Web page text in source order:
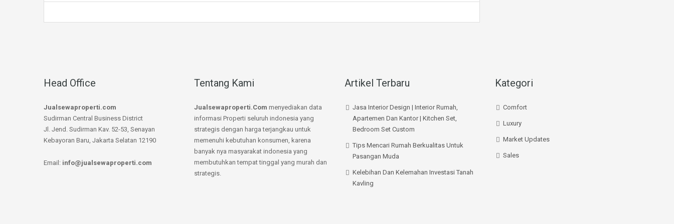
Head Office
Jualsewaproperti.com
Sudirman Central Business District
Jl. Jend. Sudirman Kav. 52-53, Senayan
Kebayoran Baru, Jakarta Selatan 12190
Email: info@jualsewaproperti.com
Tentang Kami
Jualsewaproperti.Com menyediakan data
informasi Properti seluruh indonesia yang
strategis dengan harga terjangkau untuk
memenuhi kebutuhan konsumen, karena
banyak nya masyarakat indonesia yang
membutuhkan tempat tinggal yang murah dan
strategis.
Artikel Terbaru
Jasa Interior Design | Interior Rumah,
Apartemen Dan Kantor | Kitchen Set,
Bedroom Set Custom
Tips Mencari Rumah Berkualitas Untuk
Pasangan Muda
Kelebihan Dan Kelemahan Investasi Tanah
Kavling
Kategori
Comfort
Luxury
Market Updates
Sales